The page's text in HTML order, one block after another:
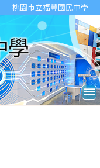
桃園市立福豐國民中學